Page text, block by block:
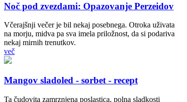
Noč pod zvezdami: Opazovanje Perzeidov
Včerajšnji večer je bil nekaj posebnega. Otroka uživata
na morju, midva pa sva imela priložnost, da si podariva
nekaj mirnih trenutkov.
več
Mangov sladoled - sorbet - recept
Ta čudovita zamrznjena poslastica, polna sladkosti